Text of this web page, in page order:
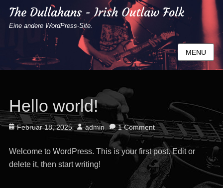
The Dullahans - Irish Outlaw Folk
Eine andere WordPress-Site.
MENU
Hello world!
Posted
Februar 18, 2025 Author
admin 1 Comment
Welcome to WordPress. This is your first post. Edit or
delete it, then start writing!